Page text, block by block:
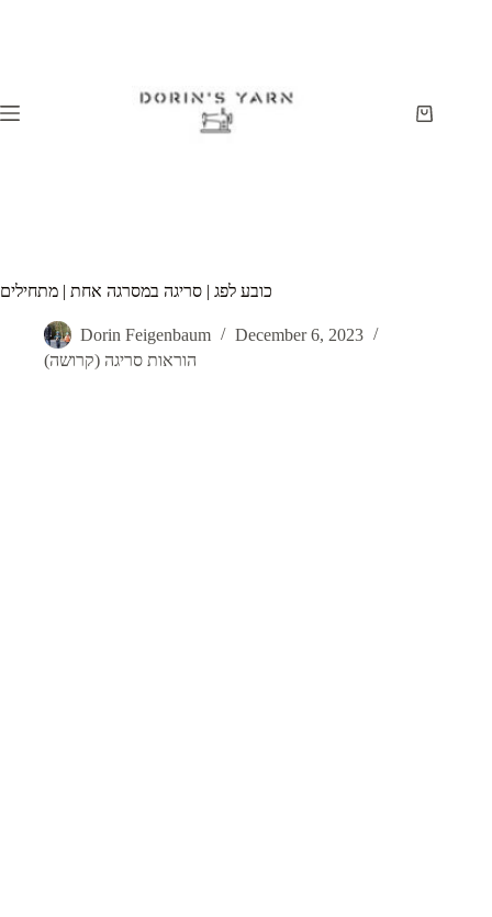
Shopping
כובע לפג | סריגה במסרגה אחת | מתחילים
Dorin Feigenbaum
December 6, 2023
הוראות סריגה (קרושה)